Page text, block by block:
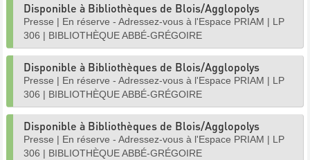
Disponible à Bibliothèques de Blois/Agglopolys
Presse | En réserve - Adressez-vous à l'Espace PRIAM | LP
306 | BIBLIOTHÈQUE ABBÉ-GRÉGOIRE
Disponible à Bibliothèques de Blois/Agglopolys
Presse | En réserve - Adressez-vous à l'Espace PRIAM | LP
306 | BIBLIOTHÈQUE ABBÉ-GRÉGOIRE
Disponible à Bibliothèques de Blois/Agglopolys
Presse | En réserve - Adressez-vous à l'Espace PRIAM | LP
306 | BIBLIOTHÈQUE ABBÉ-GRÉGOIRE